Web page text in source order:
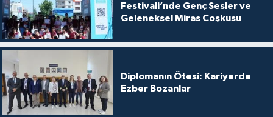
Festivali’nde Genç Sesler ve
Geleneksel Miras Coşkusu
Diplomanın Ötesi: Kariyerde
Ezber Bozanlar